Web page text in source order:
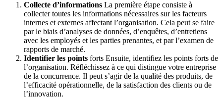
Collecte d’informations La première étape consiste à
collecter toutes les informations nécessaires sur les facteurs
internes et externes affectant l’organisation. Cela peut se faire
par le biais d’analyses de données, d’enquêtes, d’entretiens
avec les employés et les parties prenantes, et par l’examen de
rapports de marché.
Identifier les points forts Ensuite, identifiez les points forts de
l’organisation. Réfléchissez à ce qui distingue votre entreprise
de la concurrence. Il peut s’agir de la qualité des produits, de
l’efficacité opérationnelle, de la satisfaction des clients ou de
l’innovation.